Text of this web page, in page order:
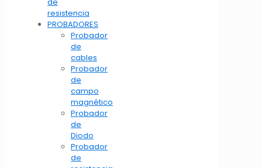
resistencia
PROBADORES
Probador
de
cables
Probador
de
campo
magnético
Probador
de
Diodo
Probador
de